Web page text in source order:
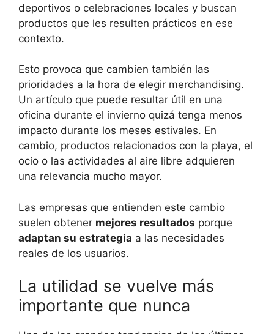
deportivos o celebraciones locales y buscan
productos que les resulten prácticos en ese
contexto.
Esto provoca que cambien también las
prioridades a la hora de elegir merchandising.
Un artículo que puede resultar útil en una
oficina durante el invierno quizá tenga menos
impacto durante los meses estivales. En
cambio, productos relacionados con la playa, el
ocio o las actividades al aire libre adquieren
una relevancia mucho mayor.
Las empresas que entienden este cambio
suelen obtener mejores resultados porque
adaptan su estrategia a las necesidades
reales de los usuarios.
La utilidad se vuelve más
importante que nunca